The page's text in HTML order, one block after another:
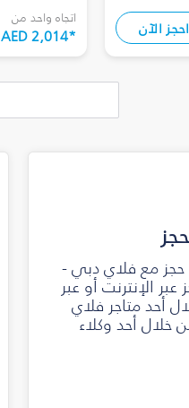
احجز الآن اتجاه واحد من
AED 2,014*
حجز مع فلاي دبي -
عبر الإنترنت أو عبر
أحد متاجر فلاي
خلال أحد وكلاء